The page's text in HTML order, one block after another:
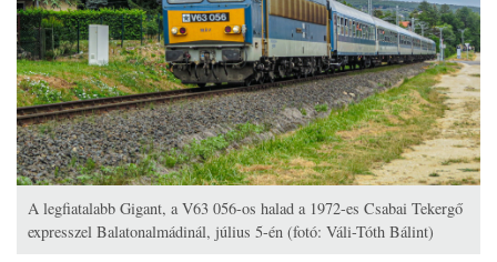
A legfiatalabb Gigant, a V63 056-os halad a 1972-es Csabai Tekergő
expresszel Balatonalmádinál, július 5-én (fotó: Váli-Tóth Bálint)